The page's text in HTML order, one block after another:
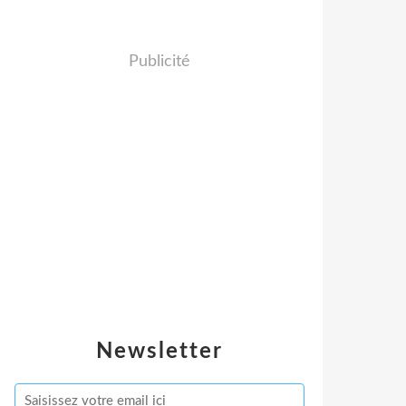
Newsletter
Publicité